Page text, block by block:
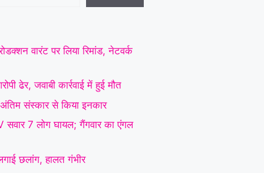
वारंट पर लिया रिमांड, नेटवर्क
ढेर, जवाबी कार्रवाई में हुई मौत
अंतिम संस्कार से किया इनकार
सवार 7 लोग घायल; गैंगवार का एंगल
छलांग, हालत गंभीर